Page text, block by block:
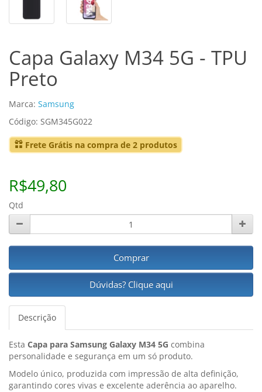
Capa Galaxy M34 5G - TPU
Preto
Marca: Samsung
Código: SGM345G022
Frete Grátis na compra de 2 produtos
R$49,80
Qtd
Comprar
Dúvidas? Clique aqui
Descrição
Esta Capa para Samsung Galaxy M34 5G combina
personalidade e segurança em um só produto.
Modelo único, produzida com impressão de alta definição,
garantindo cores vivas e excelente aderência ao aparelho.